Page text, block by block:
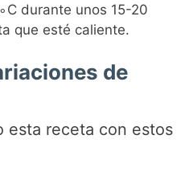
durante unos 15-20
que esté caliente.
de
esta receta con estos